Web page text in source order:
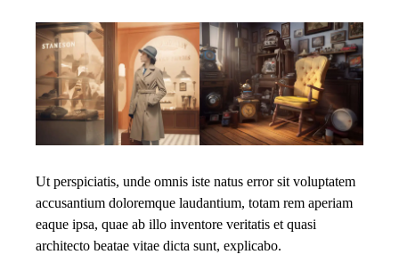
Ut perspiciatis, unde omnis iste natus error sit voluptatem
accusantium doloremque laudantium, totam rem aperiam
eaque ipsa, quae ab illo inventore veritatis et quasi
architecto beatae vitae dicta sunt, explicabo.